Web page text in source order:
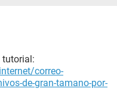
tutorial:
correo-
de-gran-tamano-por-